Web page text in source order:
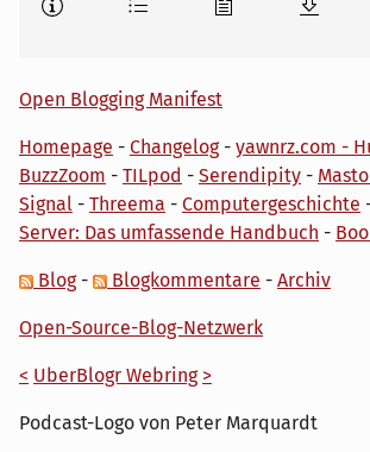
Open Blogging Manifest
Homepage - Changelog- yawnrz.com -
BuzzZoom - TILpod - Serendipity -
Signal - Threema - Computergeschichte
Server: Das umfassende Handbuch -
Blog- Blogkommentare - Archiv
Open-Source-Blog-Netzwerk
< UberBlogr Webring >
Podcast-Logo von Peter Marquardt